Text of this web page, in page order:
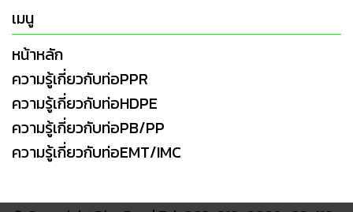
เมนู
หน้าหลัก
ความรู้เกี่ยวกับท่อPPR
ความรู้เกี่ยวกับท่อHDPE
ความรู้เกี่ยวกับท่อPB/PP
ความรู้เกี่ยวกับท่อEMT/IMC